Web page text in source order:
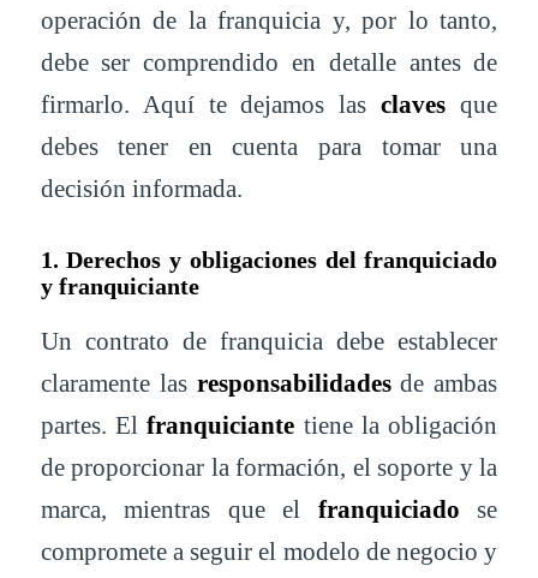
operación de la franquicia y, por lo tanto,
debe ser comprendido en detalle antes de
firmarlo. Aquí te dejamos lasclaves que
debes tener en cuenta para tomar una
decisión informada.
1. Derechos y obligaciones del franquiciado
y franquiciante
Un contrato de franquicia debe establecer
claramente las responsabilidadesde ambas
partes. Elfranquiciante tiene la obligación
de proporcionar la formación, el soporte y la
marca, mientras que el franquiciado se
compromete a seguir el modelo de negocio y